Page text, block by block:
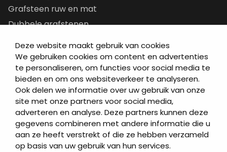
Deze website maakt gebruik van cookies
We gebruiken cookies om content en advertenties
te personaliseren, om functies voor social media te
bieden en om ons websiteverkeer te analyseren.
Ook delen we informatie over uw gebruik van onze
site met onze partners voor social media,
adverteren en analyse. Deze partners kunnen deze
gegevens combineren met andere informatie die u
aan ze heeft verstrekt of die ze hebben verzameld
op basis van uw gebruik van hun services.
Grafsteen ruw en mat
Dubbele grafstenen
Letterplaten
Grafzerken kopen
Direct naar
Grafstenen
As artikelen
Urngrafmonumenten